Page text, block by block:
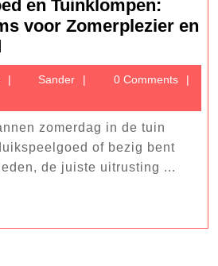
en Tuinklompen:
voor Zomerplezier en
en
Tuinklompen:
Onmisbare
Items
voor
Zomerplezier
September
2024
Sander Sander0 Comments
zomerdag in de tuin
of bezig bent
de juiste uitrusting ...